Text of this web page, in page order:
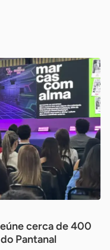
cerca de 400
Pantanal